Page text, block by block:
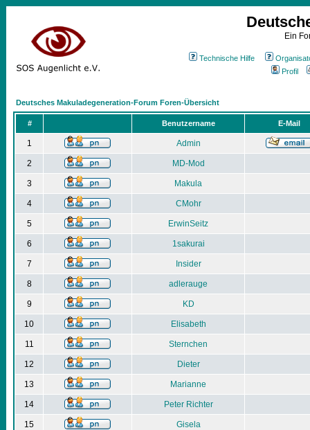
Ein
Technische Hilfe
Profil
Deutsches Makuladegeneration-Forum Foren-Übersicht
# Benutzername E-Mail
1 Admin
2 MD-Mod
3 Makula
4 CMohr
5 ErwinSeitz
6 1sakurai
7 Insider
8 adlerauge
9 KD
10 Elisabeth
11 Sternchen
12 Dieter
13 Marianne
14 Peter Richter
15 Gisela